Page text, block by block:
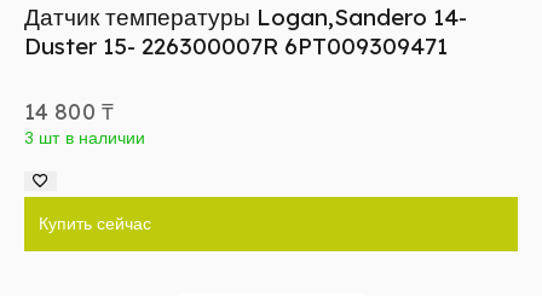
Датчик температуры Logan,Sandero 14-
Duster 15- 226300007R 6PT009309471
14 800 ₸
3 шт в наличии
Купить сейчас